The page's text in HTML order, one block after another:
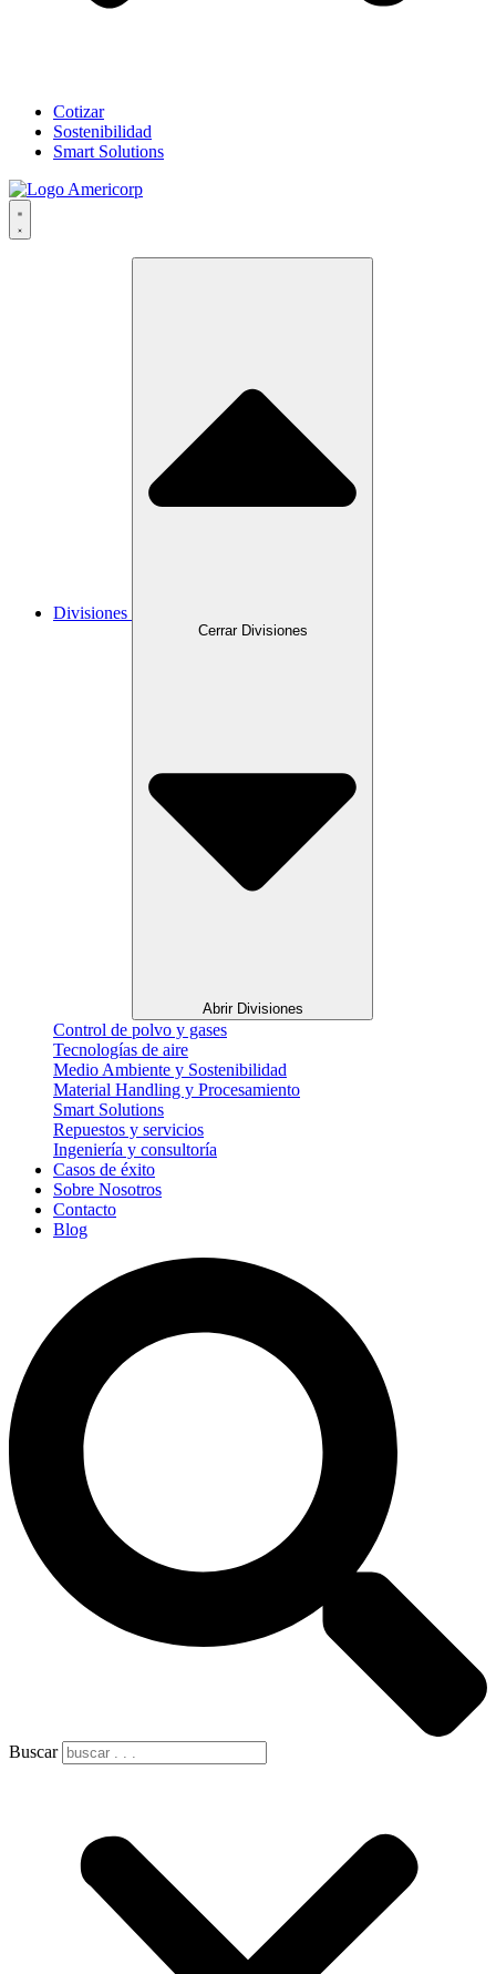
Cotizar
Sostenibilidad
Smart Solutions
Divisiones
Cerrar Divisiones
Abrir Divisiones
Control de polvo y gases
Tecnologías de aire
Medio Ambiente y Sostenibilidad
Material Handling y Procesamiento
Smart Solutions
Repuestos y servicios
Ingeniería y consultoría
Casos de éxito
Sobre Nosotros
Contacto
Blog
Buscar